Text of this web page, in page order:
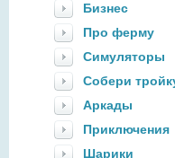
Бизнес
Про ферму
Симуляторы
Собери
Аркады
Приключения
Шарики